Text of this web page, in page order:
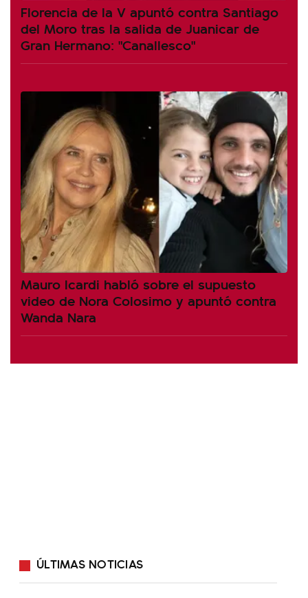
Florencia de la V apuntó contra Santiago
del Moro tras la salida de Juanicar de
Gran Hermano: "Canallesco"
Mauro Icardi habló sobre el supuesto
video de Nora Colosimo y apuntó contra
Wanda Nara
ÚLTIMAS NOTICIAS